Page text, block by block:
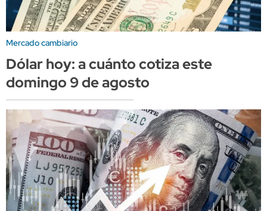
Mercado cambiario
Dólar hoy: a cuánto cotiza este
domingo 9 de agosto